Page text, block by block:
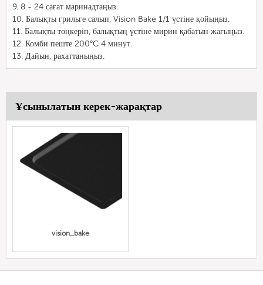
9. 8 - 24 сағат маринадтаңыз.
10. Балықты грильге салып, Vision Bake 1/1 үстіне қойыңыз.
11. Балықты төңкеріп, балықтың үстіне мирин қабатын жағыңыз.
12. Комби пеште 200°C 4 минут.
13. Дайын, рахаттаныңыз.
Ұсынылатын керек-жарақтар
vision_bake